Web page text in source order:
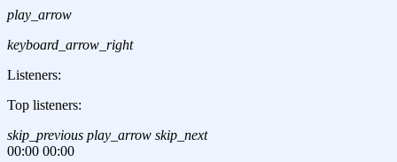
play_arrow
keyboard_arrow_right
Listeners:
Top listeners:
skip_previous play_arrow skip_next
00:00 00:00